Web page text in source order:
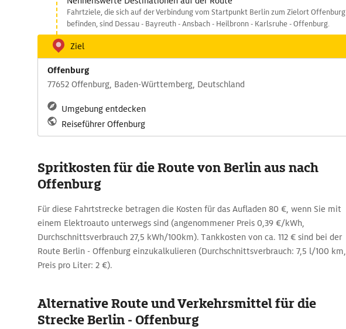
Fahrtziele, die sich auf der Verbindung vom Startpunkt Berlin zum Zielort Offenburg
befinden, sind Dessau - Bayreuth - Ansbach - Heilbronn - Karlsruhe - Offenburg.
Ziel
Offenburg
77652 Offenburg, Baden-Württemberg, Deutschland
Umgebung entdecken
Reiseführer Offenburg
Spritkosten für die Route von Berlin aus nach
Offenburg
Für diese Fahrtstrecke betragen die Kosten für das Aufladen 80 €, wenn Sie mit
einem Elektroauto unterwegs sind (angenommener Preis 0,39 €/kWh,
Durchschnittsverbrauch 27,5 kWh/100km). Tankkosten von ca. 112 € sind bei der
Route Berlin - Offenburg einzukalkulieren (Durchschnittsverbrauch: 7,5 l/100 km,
Preis pro Liter: 2 €).
Alternative Route und Verkehrsmittel für die
Strecke Berlin - Offenburg